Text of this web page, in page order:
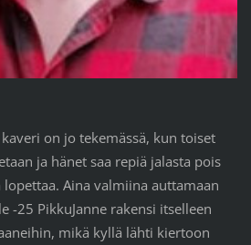
on jo tekemässä, kun toiset
ja hänet saa repiä jalasta pois
Aina valmiina auttamaan
-25 PikkuJanne rakensi itselleen
mikä kyllä lähti kiertoon